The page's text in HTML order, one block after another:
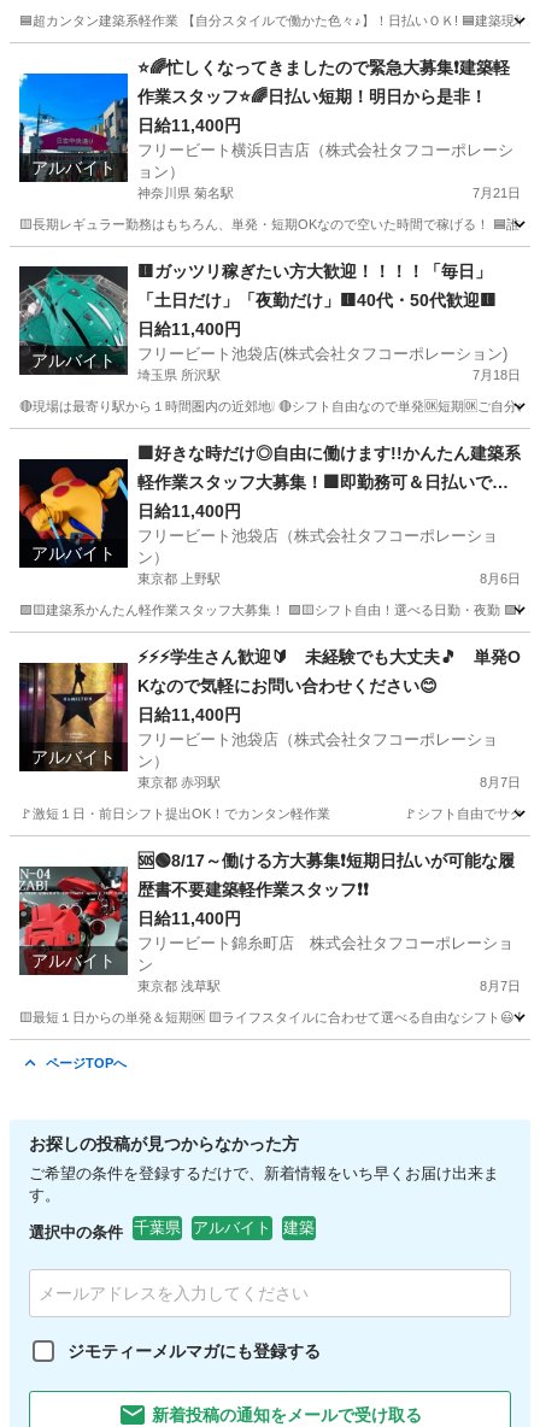
🟦超カンタン建築系軽作業 【自分スタイルで働かた色々♪】！日払いＯＫ! 🟦建築現
北朝霞駅 建築現場
アルバイト
⭐🌈忙しくなってきましたので緊急大募集❗建築軽
作業スタッフ⭐🌈日払い短期！明日から是非！
日給11,400円
フリービート横浜日吉店（株式会社タフコーポレーシ
ョン）
神奈川県 菊名駅 7月21日
🟨長期レギュラー勤務はもちろん、単発・短期OKなので空いた時間で稼げる！ 🟦
菊名駅 その他 スタッフ
アルバイト
🟨ガッツリ稼ぎたい方大歓迎！！！！「毎日」
「土日だけ」「夜勤だけ」🟨40代・50代歓迎🟨
日給11,400円
フリービート池袋店(株式会社タフコーポレーション)
埼玉県 所沢駅 7月18日
🔴現場は最寄り駅から１時間圏内の近郊地❕ 🔴シフト自由なので単発🆗短期🆗ご自分
さいたま市 所沢駅 その他 給料
アルバイト
🟩好きな時だけ◎自由に働けます!!かんたん建築系
軽作業スタッフ大募集！🟩即勤務可＆日払いでス
グ給与ＧＥＴ
日給11,400円
フリービート池袋店（株式会社タフコーポレーショ
ン）
東京都 上野駅 8月6日
🟪🟨建築系かんたん軽作業スタッフ大募集！ 🟪🟨シフト自由！選べる日勤・夜勤
上野駅 建築 スタッフ
アルバイト
⚡⚡⚡学生さん歓迎🔰 未経験でも大丈夫🎵 単発O
Kなので気軽にお問い合わせください😊
日給11,400円
フリービート池袋店（株式会社タフコーポレーショ
ン）
東京都 赤羽駅 8月7日
🚩激短１日・前日シフト提出OK！でカンタン軽作業 🚩シフト自由でサク
赤羽駅 建築 建築現場
アルバイト
🆘🟢8/17～働ける方大募集❗短期日払いが可能な履
歴書不要建築軽作業スタッフ❗❗
日給11,400円
フリービート錦糸町店 株式会社タフコーポレーショ
ン
東京都 浅草駅 8月7日
🟨最短１日からの単発＆短期🆗 🟨ライフスタイルに合わせて選べる自由なシフト😃
ページTOPへ
お探しの投稿が見つからなかった方
ご希望の条件を登録するだけで、新着情報をいち早くお届け出来ま
す。
選択中の条件 千葉県 アルバイト 建築
ジモティーメルマガにも登録する
新着投稿の通知をメールで受け取る